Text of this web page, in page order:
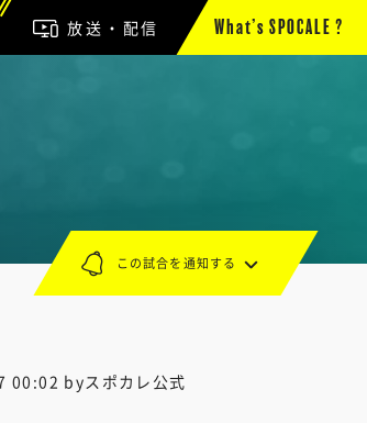
放送・配信 What’s SPOCALE ?
00:02 byスポカレ公式
この試合を通知する